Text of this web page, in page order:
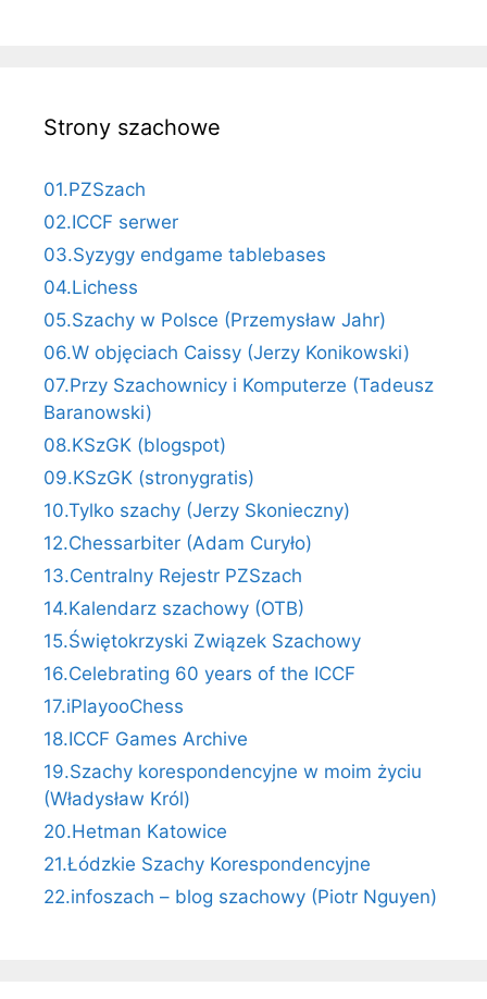
Strony szachowe
01.PZSzach
02.ICCF serwer
03.Syzygy endgame tablebases
04.Lichess
05.Szachy w Polsce (Przemysław Jahr)
06.W objęciach Caissy (Jerzy Konikowski)
07.Przy Szachownicy i Komputerze (Tadeusz
Baranowski)
08.KSzGK (blogspot)
09.KSzGK (stronygratis)
10.Tylko szachy (Jerzy Skonieczny)
12.Chessarbiter (Adam Curyło)
13.Centralny Rejestr PZSzach
14.Kalendarz szachowy (OTB)
15.Świętokrzyski Związek Szachowy
16.Celebrating 60 years of the ICCF
17.iPlayooChess
18.ICCF Games Archive
19.Szachy korespondencyjne w moim życiu
(Władysław Król)
20.Hetman Katowice
21.Łódzkie Szachy Korespondencyjne
22.infoszach – blog szachowy (Piotr Nguyen)